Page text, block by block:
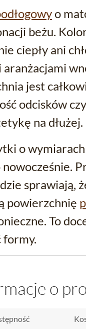
o
beżu.
ciepły ani
aranżacjami
jest
odcisków
na dłużej.
o
sprawiają,
powierzchnię
To
Intero i
o